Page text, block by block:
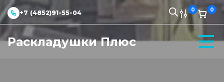
+7 (4852)91-55-04 0 0
Раскладушки Плюс